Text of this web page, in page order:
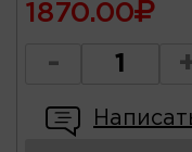
1870.00
-